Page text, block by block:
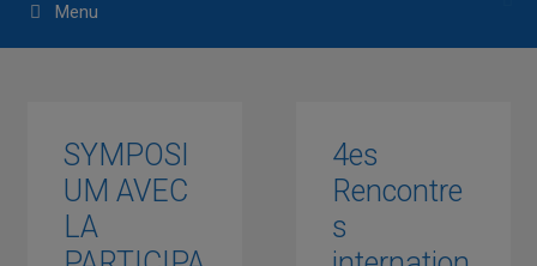
Menu
SYMPOSI
UM AVEC
LA
4es
Rencontre
s